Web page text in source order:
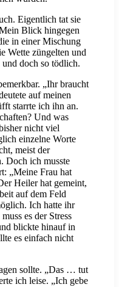
Eigentlich tat sie
Blick hingegen
in einer Mischung
Wette züngelten und
doch so tödlich.
„Ihr braucht
auf meinen
starrte ich ihn an.
Und was
nicht viel
einzelne Worte
meist der
Doch ich musste
„Meine Frau hat
Heiler hat gemeint,
auf dem Feld
Ich hatte ihr
es der Stress
blickte hinauf in
es einfach nicht
sollte. „Das … tut
ich leise. „Ich gebe